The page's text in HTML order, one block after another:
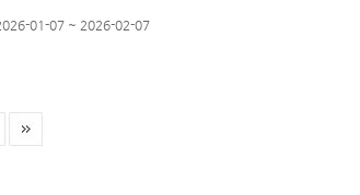
01-07 ~ 2026-02-07